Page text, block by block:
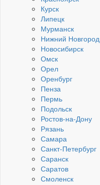
Курск
Липецк
Мурманск
Нижний Новгород
Новосибирск
Омск
Орел
Оренбург
Пенза
Пермь
Подольск
Ростов-на-Дону
Рязань
Самара
Санкт-Петербург
Саранск
Саратов
Смоленск